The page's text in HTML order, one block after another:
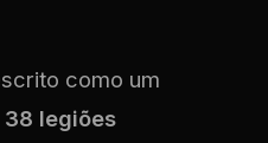
como um
38 legiões